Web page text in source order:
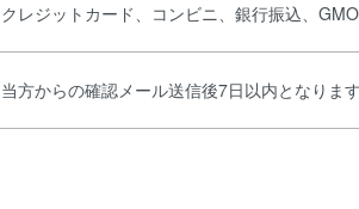
クレジットカード、コンビニ、銀行振込、
当方からの確認メール送信後7日以内となります